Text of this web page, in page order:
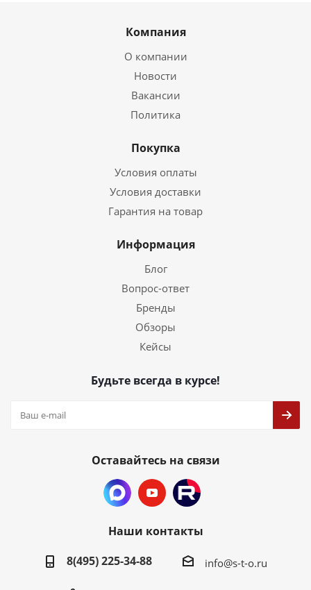
Компания
О компании
Новости
Вакансии
Политика
Покупка
Условия оплаты
Условия доставки
Гарантия на товар
Информация
Блог
Вопрос-ответ
Бренды
Обзоры
Кейсы
Будьте всегда в курсе!
Оставайтесь на связи
Наши контакты
8(495) 225-34-88
info@s-t-o.ru